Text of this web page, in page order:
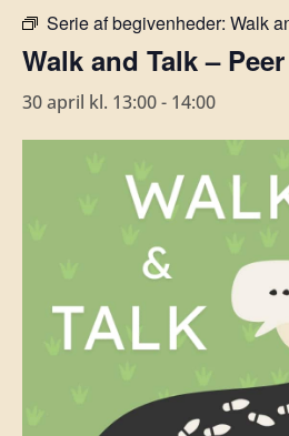
Serie af begivenheder: Walk
Walk and Talk –
30 april kl. 13:00- 14:00